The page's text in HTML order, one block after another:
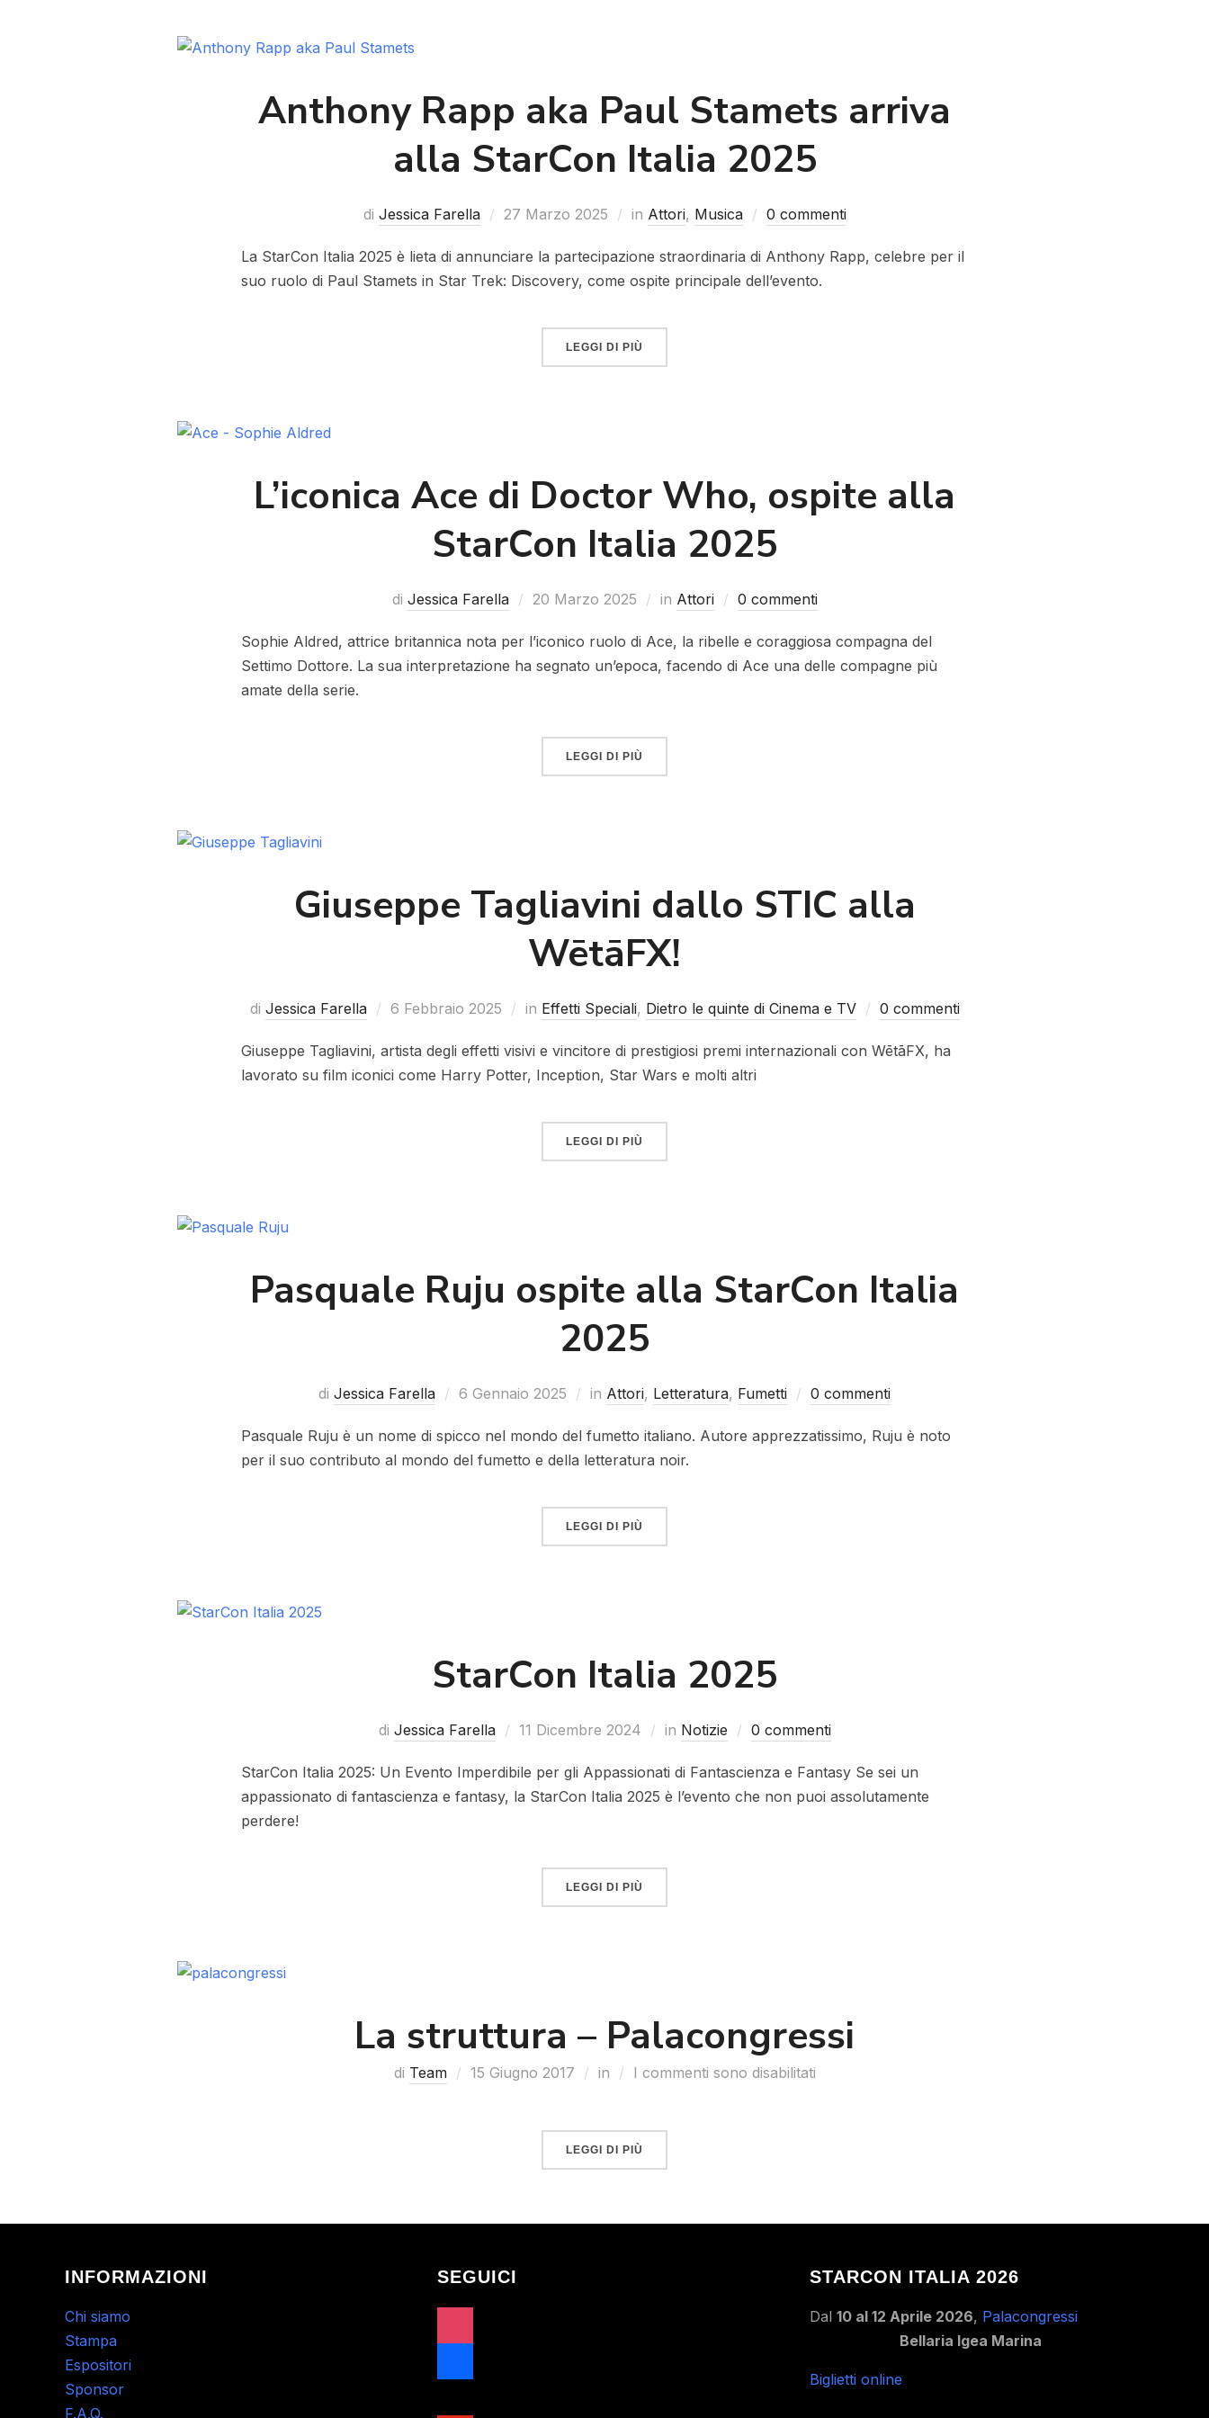
Anthony Rapp aka Paul Stamets arriva
alla StarCon Italia 2025
di Jessica Farella 27 Marzo 2025 in Attori, Musica 0 commenti
La StarCon Italia 2025 è lieta di annunciare la partecipazione straordinaria di Anthony Rapp, celebre per il
suo ruolo di Paul Stamets in Star Trek: Discovery, come ospite principale dell’evento.
LEGGI DI PIÙ
L’iconica Ace di Doctor Who, ospite alla
StarCon Italia 2025
di Jessica Farella 20 Marzo 2025 in Attori 0 commenti
Sophie Aldred, attrice britannica nota per l’iconico ruolo di Ace, la ribelle e coraggiosa compagna del
Settimo Dottore. La sua interpretazione ha segnato un’epoca, facendo di Ace una delle compagne più
amate della serie.
LEGGI DI PIÙ
Giuseppe Tagliavini dallo STIC alla
WētāFX!
di Jessica Farella 6 Febbraio 2025 in Effetti Speciali, Dietro le quinte di Cinema e TV 0 commenti
Giuseppe Tagliavini, artista degli effetti visivi e vincitore di prestigiosi premi internazionali con WētāFX, ha
lavorato su film iconici come Harry Potter, Inception, Star Wars e molti altri
LEGGI DI PIÙ
Pasquale Ruju ospite alla StarCon Italia
2025
di Jessica Farella 6 Gennaio 2025 in Attori, Letteratura, Fumetti 0 commenti
Pasquale Ruju è un nome di spicco nel mondo del fumetto italiano. Autore apprezzatissimo, Ruju è noto
per il suo contributo al mondo del fumetto e della letteratura noir.
LEGGI DI PIÙ
StarCon Italia 2025
di Jessica Farella 11 Dicembre 2024 in Notizie 0 commenti
StarCon Italia 2025: Un Evento Imperdibile per gli Appassionati di Fantascienza e Fantasy Se sei un
appassionato di fantascienza e fantasy, la StarCon Italia 2025 è l’evento che non puoi assolutamente
perdere!
LEGGI DI PIÙ
La struttura – Palacongressi
di Team 15 Giugno 2017 in I commenti sono disabilitati
LEGGI DI PIÙ
INFORMAZIONI
Chi siamo
Stampa
Espositori
Sponsor
F.A.Q.
SEGUICI STARCON ITALIA 2026
Dal 10 al 12 Aprile 2026, Palacongressi
Bellaria Igea Marina
Biglietti online